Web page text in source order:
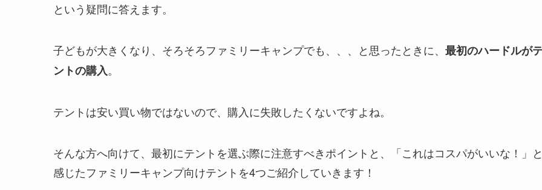
という疑問に答えます。
子どもが大きくなり、そろそろファミリーキャンプでも、、、と思ったときに、 最初のハードルが
ントの購入。
テントは安い買い物ではないので、購入に失敗したくないですよね。
そんな方へ向けて、最初にテントを選ぶ際に注意すべきポイントと、「これはコスパがいいな！」
感じたファミリーキャンプ向けテントを4つご紹介していきます！